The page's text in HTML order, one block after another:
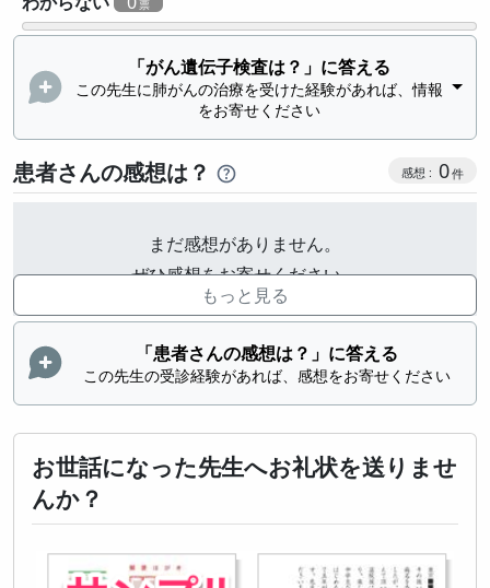
「がん遺伝子検査は？」に答える
この先生に肺がんの治療を受けた経験があれば、情報
をお寄せください
患者さんの感想は？ 感想投稿
0
まだ感想がありません。
ぜひ感想をお寄せください。
もっと見る
「患者さんの感想は？」に答える
この先生の受診経験があれば、感想をお寄せください
お世話になった先生へお礼状を送りませ
んか？